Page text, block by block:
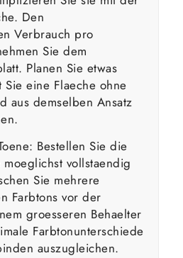
Den
Verbrauch pro
Sie dem
Planen Sie etwas
Sie eine Flaeche ohne
aus demselben Ansatz
Bestellen Sie die
vollstaendig
Sie mehrere
Farbtons vor der
groesseren Behaelter
Farbtonunterschiede
auszugleichen.